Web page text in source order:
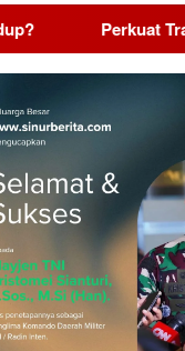
Layanan, PLN